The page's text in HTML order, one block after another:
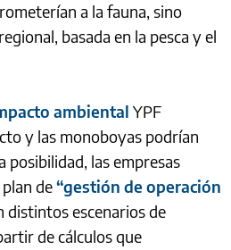
a la fauna, sino
basada en la pesca y el
ambiental YPF
y las monoboyas podrían
posibilidad, las empresas
de“gestión de operación
distintos escenarios de
de cálculos que